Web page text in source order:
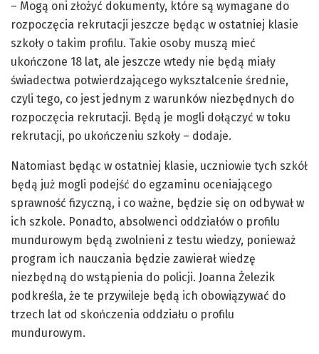
– Mogą oni złożyć dokumenty, które są wymagane do
rozpoczęcia rekrutacji jeszcze będąc w ostatniej klasie
szkoły o takim profilu. Takie osoby muszą mieć
ukończone 18 lat, ale jeszcze wtedy nie będą miały
świadectwa potwierdzającego wyksztalcenie średnie,
czyli tego, co jest jednym z warunków niezbędnych do
rozpoczęcia rekrutacji. Będą je mogli dołączyć w toku
rekrutacji, po ukończeniu szkoły – dodaje.
Natomiast będąc w ostatniej klasie, uczniowie tych szkół
będą już mogli podejść do egzaminu oceniającego
sprawność fizyczną, i co ważne, będzie się on odbywał w
ich szkole. Ponadto, absolwenci oddziałów o profilu
mundurowym będą zwolnieni z testu wiedzy, ponieważ
program ich nauczania będzie zawierał wiedzę
niezbędną do wstąpienia do policji. Joanna Żelezik
podkreśla, że te przywileje będą ich obowiązywać do
trzech lat od skończenia oddziału o profilu
mundurowym.